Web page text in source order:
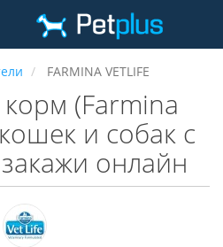
FARMINA VETLIFE
(Farmina
и собак с
онлайн